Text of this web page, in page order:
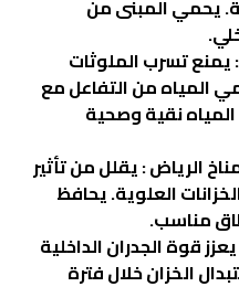
يحمي المبنى من
تسرب الملوثات
المياه من التفاعل مع
نقية وصحية
الرياض : يقلل من تأثير
العلوية. يحافظ
مناسب.
قوة الجدران الداخلية
الخزان خلال فترة